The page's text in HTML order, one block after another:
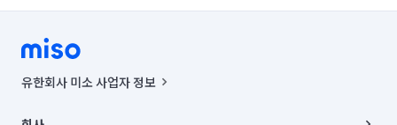
유한회사 미소 사업자 정보